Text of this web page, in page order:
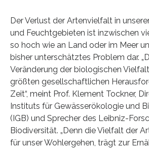
Der Verlust der Artenvielfalt in
und Feuchtgebieten ist inzwischen
so hoch wie an Land oder im Meer
bisher unterschätztes Problem dar.
Veränderung der biologischen
größten gesellschaftlichen
Zeit“, meint Prof. Klement Tockner,
Instituts für Gewässerökologie und
(IGB) und Sprecher des Leibniz-
Biodiversität. „Denn die Vielfalt der
für unser Wohlergehen, trägt zur